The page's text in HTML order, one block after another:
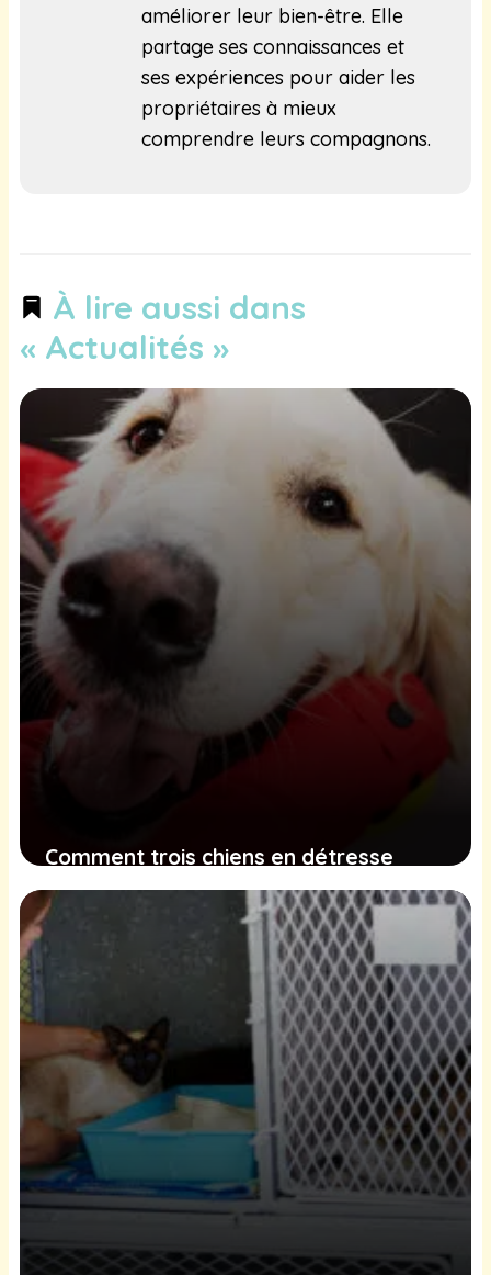
améliorer leur bien-être. Elle
partage ses connaissances et
ses expériences pour aider les
propriétaires à mieux
comprendre leurs compagnons.
À lire aussi dans
« Actualités »
Comment trois chiens en détresse
dans une gorge ont été secourus
grâce à la bravoure des pompiers